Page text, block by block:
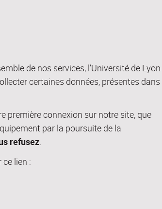
de nos services, l’Université de Lyon
certaines données, présentes dans
première connexion sur notre site, que
par la poursuite de la
refusez.
lien :